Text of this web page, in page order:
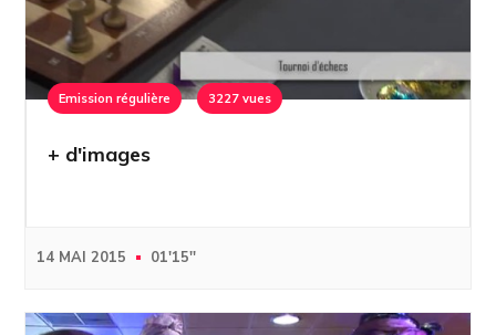
Emission régulière 3227 vues
+ d'images
14 MAI 2015 01'15''